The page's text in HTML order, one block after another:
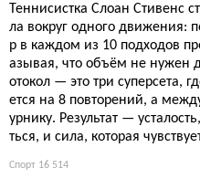
Теннисистка Слоан Стивенс
ла вокруг одного движения:
р в каждом из 10 подходов
азывая, что объём не нужен
отокол — это три суперсета,
ется на 8 повторений, а
урнику. Результат —
ться, и сила, которая
Спорт 16 514